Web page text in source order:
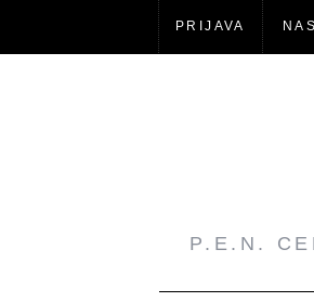
PRIJAVA
P.E.N.